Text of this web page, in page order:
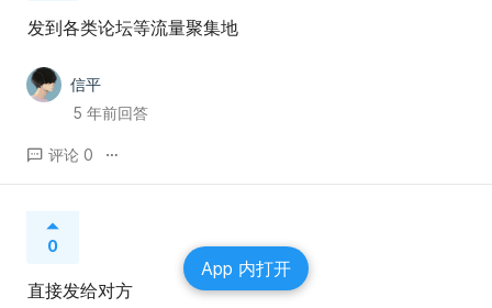
发到各类论坛等流量聚集地
信平
5 年前回答
评论 0
0
直接发给对方
App 内打开